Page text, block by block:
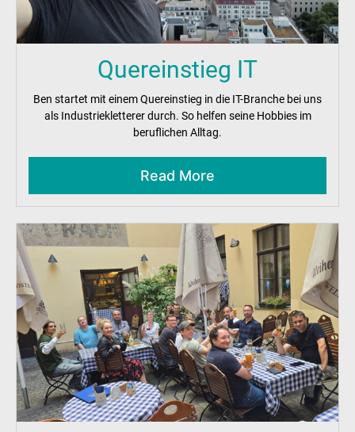
Quereinstieg IT
Ben startet mit einem Quereinstieg in die IT-Branche bei uns
als Industriekletterer durch. So helfen seine Hobbies im
beruflichen Alltag.
Read More